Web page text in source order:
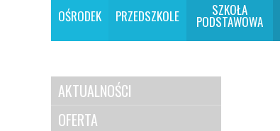
OŚRODEK PRZEDSZKOLE SZKOŁA
PODSTAWOWA
AKTUALNOŚCI
OFERTA